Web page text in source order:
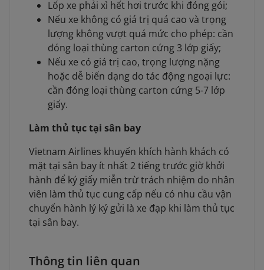
Lốp xe phải xì hết hơi trước khi đóng gói;
Nếu xe không có giá trị quá cao và trọng
lượng không vượt quá mức cho phép: cần
đóng loại thùng carton cứng 3 lớp giấy;
Nếu xe có giá trị cao, trọng lượng nặng
hoặc dễ biến dạng do tác động ngoại lực:
cần đóng loại thùng carton cứng 5-7 lớp
giấy.
Làm thủ tục tại sân bay
Vietnam Airlines khuyến khích hành khách có
mặt tại sân bay ít nhất 2 tiếng trước giờ khởi
hành để ký giấy miễn trừ trách nhiệm do nhân
viên làm thủ tục cung cấp nếu có nhu cầu vận
chuyển hành lý ký gửi là xe đạp khi làm thủ tục
tại sân bay.
Thông tin liên quan